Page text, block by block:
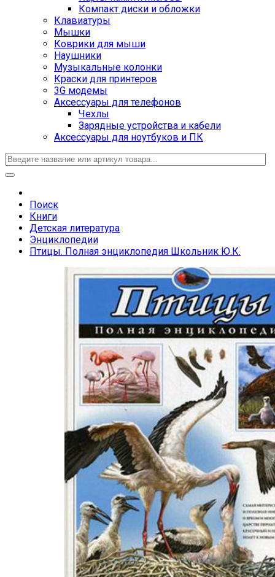
Компакт диски и обложки
Клавиатуры
Мышки
Коврики для мыши
Наушники
Музыкальные колонки
Краски для принтеров
3G модемы
Аксессуары для телефонов
Чехлы
Зарядные устройства и кабели
Аксессуары для ноутбуков и ПК
Поиск
Книги
Детская литература
Энциклопедии
Птицы. Полная энциклопедия Школьник Ю.К.